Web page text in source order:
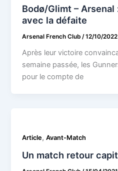
Bodø/Glimt –
avec la défaite
Arsenal French Club /12/10/2022
Après leur victoire
semaine passée, les
pour le compte de
Article,Avant-Match
Un match retour